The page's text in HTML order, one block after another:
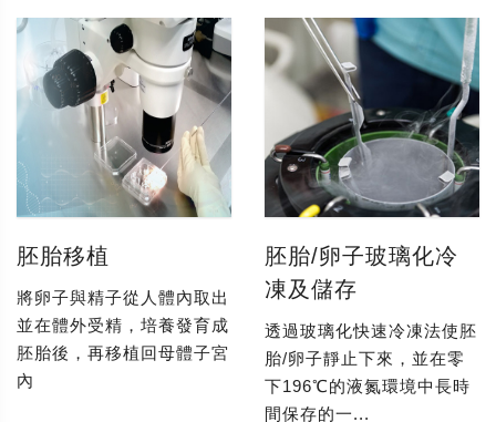
胚胎移植
將卵子與精子從人體內取出
並在體外受精，培養發育成
胚胎後，再移植回母體子宮
內
胚胎/卵子玻璃化冷
凍及儲存
透過玻璃化快速冷凍法使胚
胎/卵子靜止下來，並在零
下196℃的液氮環境中長時
間保存的一...